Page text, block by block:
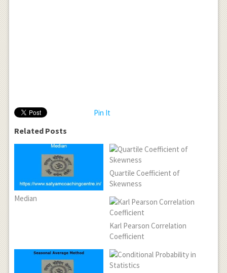
Pin It
Related Posts
Median
Quartile Coefficient of
Skewness
Karl Pearson Correlation
Coefficient